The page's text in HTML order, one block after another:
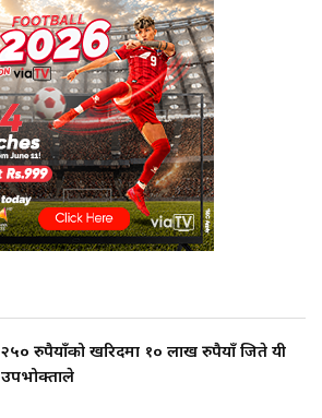
२५० रुपैयाँको खरिदमा १० लाख रुपैयाँ जिते यी
उपभोक्ताले